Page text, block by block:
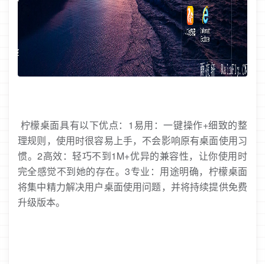
柠檬桌面具有以下优点：1易用：一键操作+细致的整
理规则，使用时很容易上手，不会影响原有桌面使用习
惯。2高效：轻巧不到1M+优异的兼容性，让你使用时
完全感觉不到她的存在。3专业：用途明确，柠檬桌面
将集中精力解决用户桌面使用问题，并将持续提供免费
升级版本。